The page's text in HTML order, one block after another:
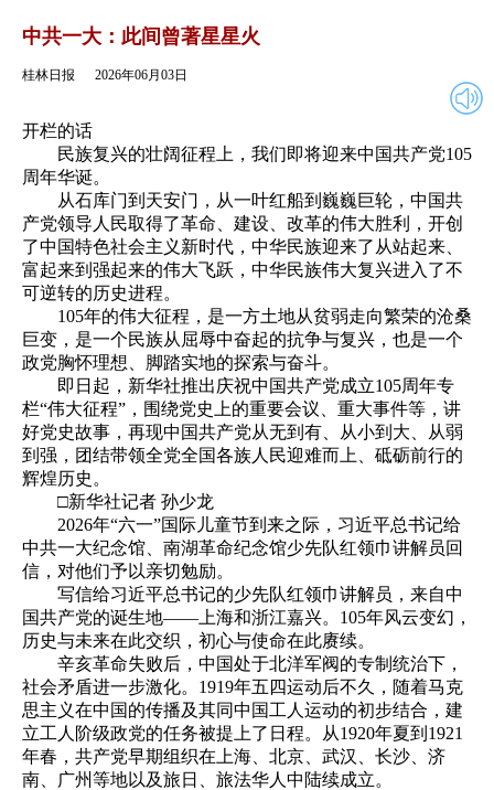
2026年06月03日
中共一大：此间曾著星星火
桂林日报 2026年06月03日
开栏的话
民族复兴的壮阔征程上，我们即将迎来中国共产党105
周年华诞。
从石库门到天安门，从一叶红船到巍巍巨轮，中国共
产党领导人民取得了革命、建设、改革的伟大胜利，开创
了中国特色社会主义新时代，中华民族迎来了从站起来、
富起来到强起来的伟大飞跃，中华民族伟大复兴进入了不
可逆转的历史进程。
105年的伟大征程，是一方土地从贫弱走向繁荣的沧桑
巨变，是一个民族从屈辱中奋起的抗争与复兴，也是一个
政党胸怀理想、脚踏实地的探索与奋斗。
即日起，新华社推出庆祝中国共产党成立105周年专
栏“伟大征程”，围绕党史上的重要会议、重大事件等，讲
好党史故事，再现中国共产党从无到有、从小到大、从弱
到强，团结带领全党全国各族人民迎难而上、砥砺前行的
辉煌历史。
□新华社记者 孙少龙
2026年“六一”国际儿童节到来之际，习近平总书记给
中共一大纪念馆、南湖革命纪念馆少先队红领巾讲解员回
信，对他们予以亲切勉励。
写信给习近平总书记的少先队红领巾讲解员，来自中
国共产党的诞生地——上海和浙江嘉兴。105年风云变幻，
历史与未来在此交织，初心与使命在此赓续。
辛亥革命失败后，中国处于北洋军阀的专制统治下，
社会矛盾进一步激化。1919年五四运动后不久，随着马克
思主义在中国的传播及其同中国工人运动的初步结合，建
立工人阶级政党的任务被提上了日程。从1920年夏到1921
年春，共产党早期组织在上海、北京、武汉、长沙、济
南、广州等地以及旅日、旅法华人中陆续成立。